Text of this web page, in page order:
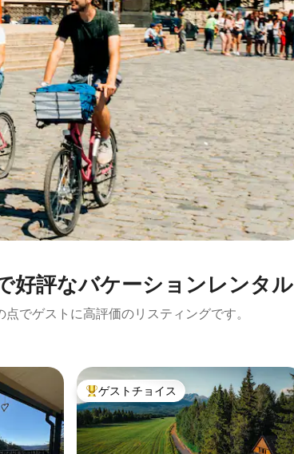
好評なバケーションレンタル
でゲストに高評価のリスティングです。
大好評のゲストチョイスです。
ゲストチョイス